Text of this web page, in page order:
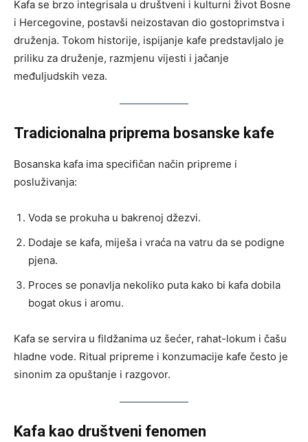
Kafa se brzo integrisala u društveni i kulturni život Bosne
i Hercegovine, postavši neizostavan dio gostoprimstva i
druženja. Tokom historije, ispijanje kafe predstavljalo je
priliku za druženje, razmjenu vijesti i jačanje
međuljudskih veza.
Tradicionalna priprema bosanske kafe
Bosanska kafa ima specifičan način pripreme i
posluživanja:
Voda se prokuha u bakrenoj džezvi.
Dodaje se kafa, miješa i vraća na vatru da se podigne
pjena.
Proces se ponavlja nekoliko puta kako bi kafa dobila
bogat okus i aromu.
Kafa se servira u fildžanima uz šećer, rahat-lokum i čašu
hladne vode. Ritual pripreme i konzumacije kafe često je
sinonim za opuštanje i razgovor.
Kafa kao društveni fenomen